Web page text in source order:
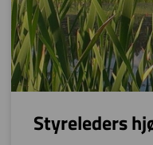
Styreleders